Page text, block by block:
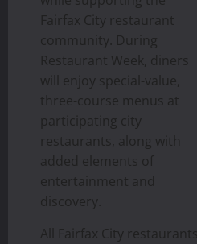
Fairfax City restaurant
community. During
Restaurant Week, diners
will enjoy special-value,
three-course menus at
participating city
restaurants, along with
added elements of
entertainment and
discovery.
All Fairfax City restaurants